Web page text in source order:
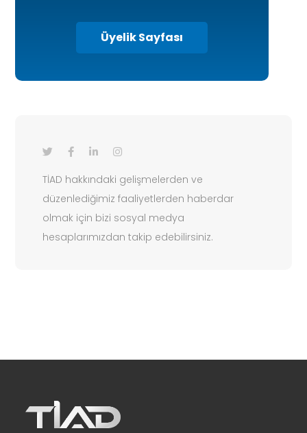
Üyelik Sayfası
TİAD hakkındaki gelişmelerden ve
düzenlediğimiz faaliyetlerden haberdar
olmak için bizi sosyal medya
hesaplarımızdan takip edebilirsiniz.